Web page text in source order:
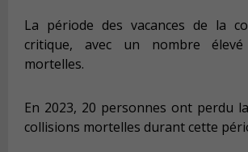
La période des vacances de la
critique, avec un nombre
mortelles.
En 2023, 20 personnes ont perdu
collisions mortelles durant cette